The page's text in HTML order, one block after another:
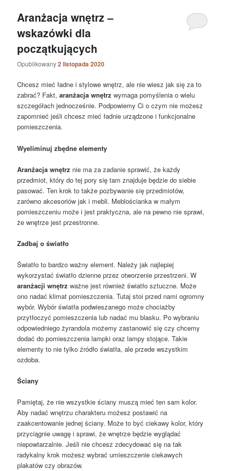
Aranżacja wnętrz –
wskazówki dla
początkujących
Opublikowany2 listopada 2020
Chcesz mieć ładne i stylowe wnętrz, ale nie wiesz jak się za to
zabrać? Fakt,aranżacja wnętrz wymaga pomyślenia o wielu
szczegółach jednocześnie. Podpowiemy Ci o czym nie możesz
zapomnieć jeśli chcesz mieć ładnie urządzone i funkcjonalne
pomieszczenia.
Wyeliminuj zbędne elementy
Aranżacja wnętrz nie ma za zadanie sprawić, że każdy
przedmiot, który do tej pory się tam znajduje będzie do siebie
pasować. Ten krok to także pozbywanie się przedmiotów,
zarówno akcesoriów jak i mebli. Meblościanka w małym
pomieszczeniu może i jest praktyczna, ale na pewno nie sprawi,
że wnętrze jest przestronne.
Zadbaj o światło
Światło to bardzo ważny element. Należy jak najlepiej
wykorzystać światło dzienne przez otworzenie przestrzeni. W
aranżacji wnętrzważne jest również światło sztuczne. Może
ono nadać klimat pomieszczenia. Tutaj stoi przed nami ogromny
wybór. Wybór światła podwieszanego może chociażby
przytłoczyć pomieszczenia lub nadać mu blasku. Po wybraniu
odpowiedniego żyrandola możemy zastanowić się czy chcemy
dodać do pomieszczenia lampki oraz lampy stojące. Takie
elementy to nie tylko źródło światła, ale przede wszystkim
ozdoba.
Ściany
Pamiętaj, że nie wszystkie ściany muszą mieć ten sam kolor.
Aby nadać wnętrzu charakteru możesz postawić na
zaakcentowanie jednej ściany. Może to być ciekawy kolor, który
przyciągnie uwagę i sprawi, że wnętrze będzie wyglądać
niepowtarzalnie. Jeśli nie chcesz zdecydować się na tak
radykalny krok możesz wybrać umieszczenie ciekawych
plakatów czy obrazów.